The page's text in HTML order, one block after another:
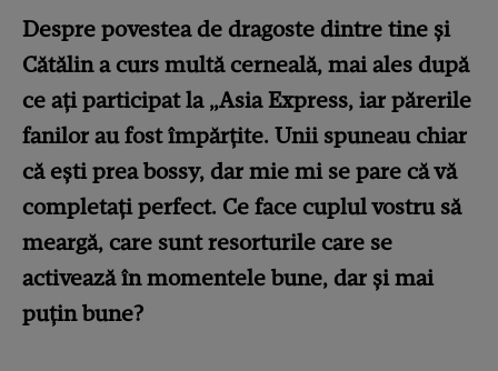
Despre povestea de dragoste dintre tine și
Cătălin a curs multă cerneală, mai ales după
ce ați participat la „Asia Express, iar părerile
fanilor au fost împărțite. Unii spuneau chiar
că ești prea bossy, dar mie mi se pare că vă
completați perfect. Ce face cuplul vostru să
meargă, care sunt resorturile care se
activează în momentele bune, dar și mai
puțin bune?